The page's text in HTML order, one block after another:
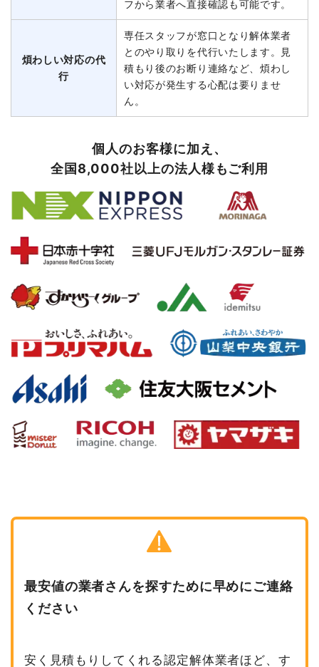
フから業者へ直接確認も可能です。
煩わしい対応の代
行
専任スタッフが窓口となり解体業者
とのやり取りを代行いたします。見
積もり後のお断り連絡など、煩わし
い対応が発生する心配は要りませ
ん。
個人のお客様に加え、
全国8,000社以上の法人様もご利用
最安値の業者さんを探すために早めにご連絡
ください
安く見積もりしてくれる認定解体業者ほど、す